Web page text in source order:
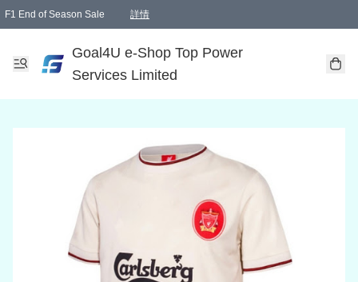
F1 End of Season Sale 詳情
Goal4U e-Shop Top Power
Services Limited